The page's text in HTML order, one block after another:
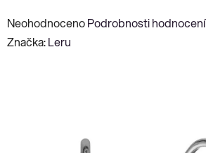
Průměrné
hodnocení
NeohodnocenoPodrobnosti hodnocení
Značka:Leru